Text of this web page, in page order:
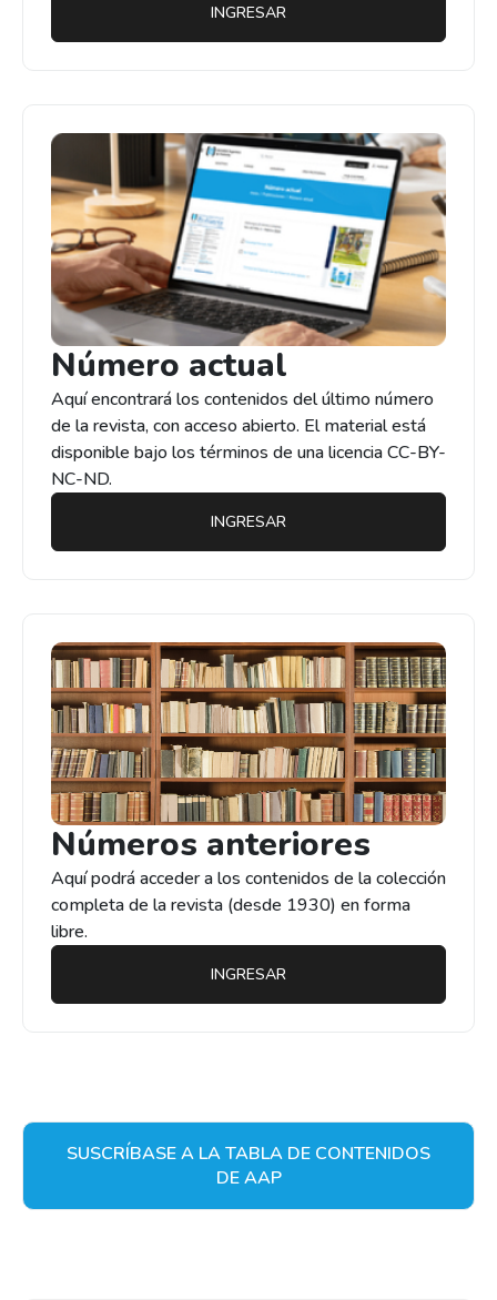
INGRESAR
Número actual
Aquí encontrará los contenidos del último número
de la revista, con acceso abierto. El material está
disponible bajo los términos de una licencia CC-BY-
NC-ND.
INGRESAR
Números anteriores
Aquí podrá acceder a los contenidos de la colección
completa de la revista (desde 1930) en forma
libre.
INGRESAR
SUSCRÍBASE A LA TABLA DE CONTENIDOS
DE AAP